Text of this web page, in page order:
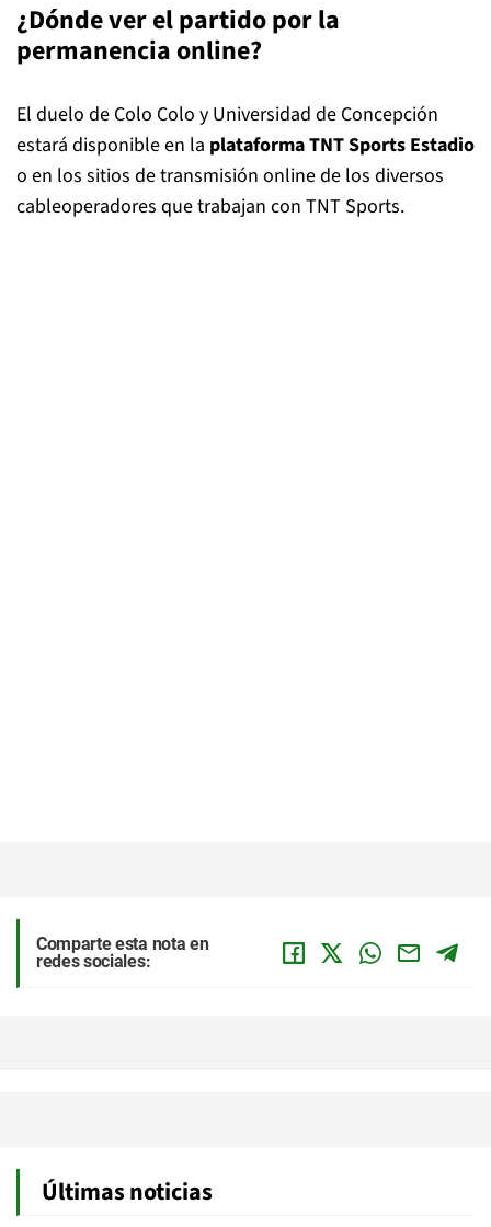
¿Dónde ver el partido por la
permanencia online?
El duelo de Colo Colo y Universidad de Concepción
estará disponible en la plataforma TNT Sports Estadio
o en los sitios de transmisión online de los diversos
cableoperadores que trabajan con TNT Sports.
Comparte esta nota en
redes sociales:
Últimas noticias